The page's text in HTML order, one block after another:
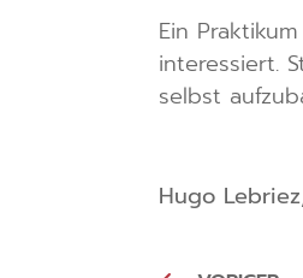
Ein
interessiert.
selbst
Hugo